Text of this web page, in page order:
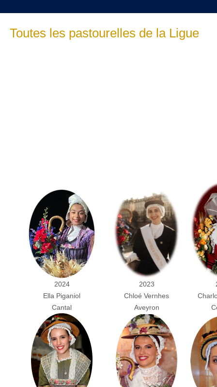
Toutes les pastourelles de la Ligue
2024
Ella Piganiol
Cantal
2023
Chloé Vernhes
Aveyron